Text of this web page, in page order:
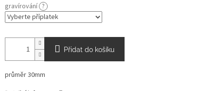
gravírování ?
Přidat do košíku
průměr 30mm